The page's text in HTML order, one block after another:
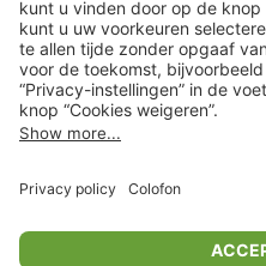
limango.de